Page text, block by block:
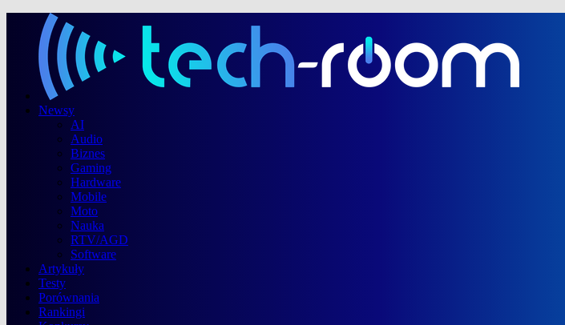
Newsy
AI
Audio
Biznes
Gaming
Hardware
Mobile
Moto
Nauka
RTV/AGD
Software
Artykuły
Testy
Porównania
Rankingi